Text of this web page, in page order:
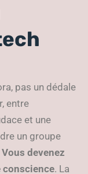
pas un dédale
entre
et une
un groupe
Vous devenez
conscience. La